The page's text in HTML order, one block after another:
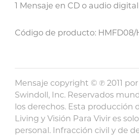
1 Mensaje en CD o audio digital
Código de producto: HMFD08/
Mensaje copyright © ℗ 2011 por
Swindoll, Inc. Reservados
los derechos. Esta producción
Living y Visión Para Vivir es
personal. Infracción civil y de